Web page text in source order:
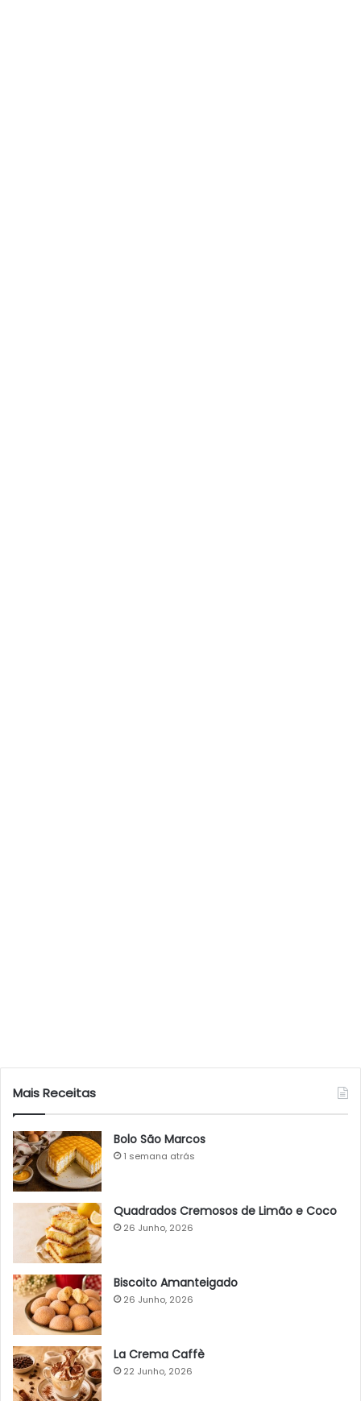
Mais Receitas
Bolo São Marcos
1 semana atrás
Quadrados Cremosos de Limão e Coco
26 Junho, 2026
Biscoito Amanteigado
26 Junho, 2026
La Crema Caffè
22 Junho, 2026